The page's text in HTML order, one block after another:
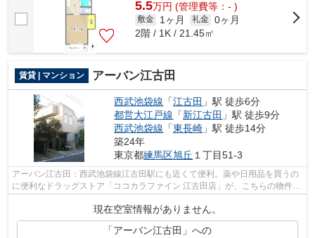
5.5万円 (管理費等：- )
敷金 1ヶ月 礼金 0ヶ月
2階 / 1K / 21.45㎡
賃貸 | マンション アーバン江古田
西武池袋線 「江古田 」駅 徒歩6分
都営大江戸線 「新江古田 」駅 徒歩9分
西武池袋線 「東長崎 」駅 徒歩14分
築24年
東京都練馬区旭丘 １丁目51-3
アーバン江古田：西武池袋線江古田駅にも近くて便利。薬や日用品を買うの
に便利なドラッグストア「ココカラファイン 江古田店」が、こちらの物件か
現在空室情報がありません。
「アーバン江古田」への